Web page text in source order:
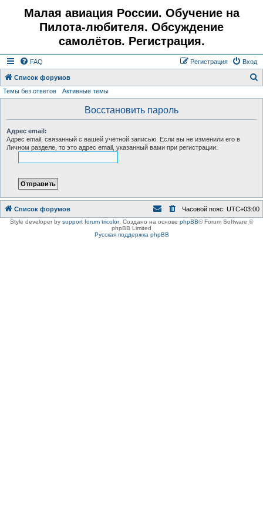
Малая авиация России. Обучение на
Пилота-любителя. Обсуждение
самолётов. Регистрация.
FAQ Вход
Регистрация
Список форумов
Темы без ответов Активные темы
Восстановить пароль
Адрес email:
Адрес email, связанный с вашей учётной записью. Если вы не изменили его в
Личном разделе, то это адрес email, указанный вами при регистрации.
Список форумов Часовой пояс: UTC+03:00
Style developer by support forum tricolor, Создано на основе phpBB® Forum Software ©
phpBB Limited
Русская поддержка phpBB